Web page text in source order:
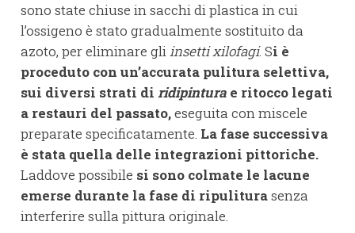
sono state chiuse in sacchi di plastica in cui
l’ossigeno è stato gradualmente sostituito da
azoto, per eliminare gliinsetti xilofagi. Si è
proceduto con un’accurata pulitura selettiva,
sui diversi strati di ridipintura e ritocco legati
a restauri del passato,eseguita con miscele
preparate specificatamente. La fase successiva
è stata quella delle integrazioni pittoriche.
Laddove possibile si sono colmate le lacune
emerse durante la fase di ripuliturasenza
interferire sulla pittura originale.